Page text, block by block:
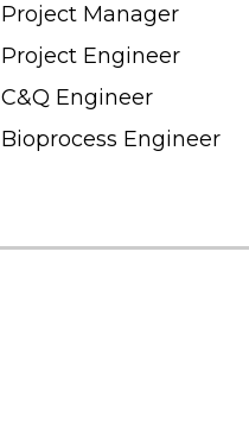
Project Manager
Project Engineer
C&Q Engineer
Bioprocess Engineer